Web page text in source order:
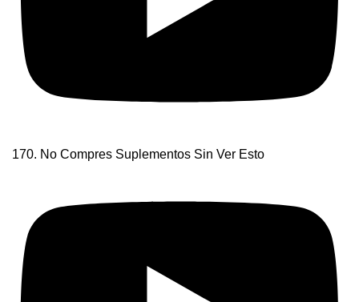
170. No Compres Suplementos Sin Ver Esto